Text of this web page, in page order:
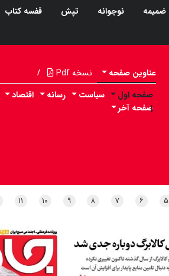
ضمیمه نوجوانه تپش قفسه کتاب
عناوین صفحه نسخه Pdf /
صفحه اول
۱
سیاست رسانه اقتصاد
صفحه آخر
۵ ۶ ۷ ۸ ۹ ۱۰ ۱۱